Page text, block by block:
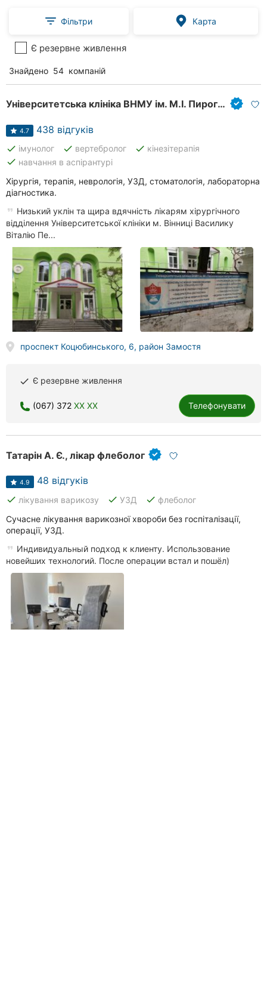
Фільтри Карта
Є резервне живлення
Знайдено 54 компаній
Університетська клініка ВНМУ ім. М.І. Пирогова
4.7 438 відгуків
done імунолог done вертебролог done кінезітерапія
done навчання в аспірантурі
Хірургія, терапія, неврологія, УЗД, стоматологія, лабораторна
діагностика.
Низький уклін та щира вдячність лікарям хірургічного
відділення Університетської клініки м. Вінниці Василику
Віталію Пе...
проспект Коцюбинського, 6, район Замостя
done Є резервне живлення
(067) 372 XX XX Телефонувати
Татарін А. Є., лікар флеболог
4.9 48 відгуків
done лікування варикозу done УЗД done флеболог
Сучасне лікування варикозної хвороби без госпіталізації,
операції, УЗД.
Индивидуальный подход к клиенту. Использование
новейших технологий. После операции встал и пошёл)